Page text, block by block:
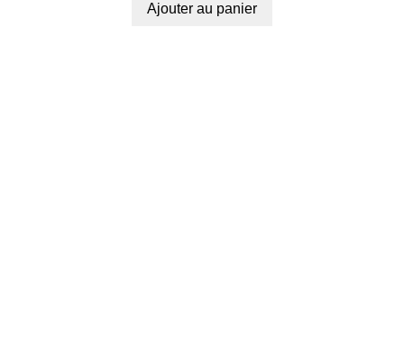
Ajouter au panier